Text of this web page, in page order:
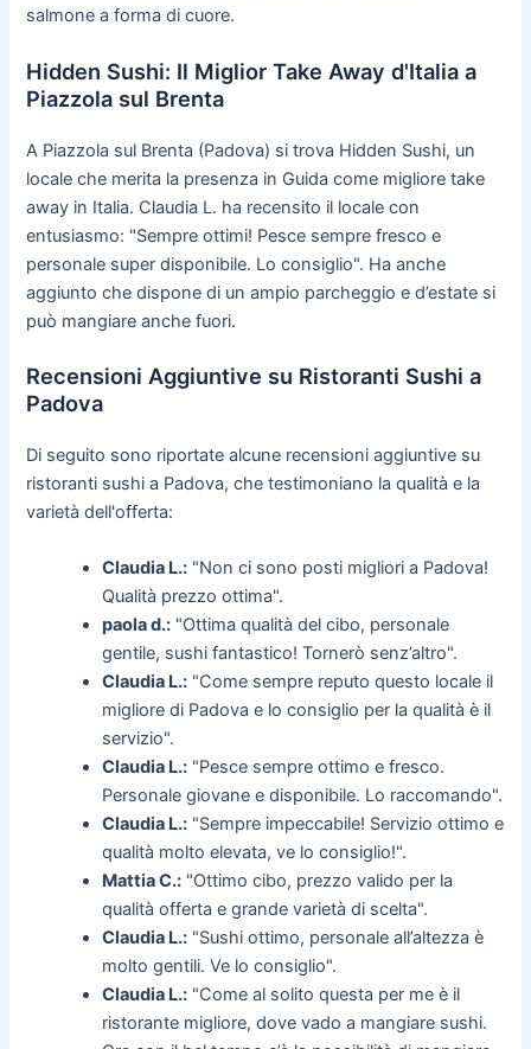
salmone a forma di cuore.
Hidden Sushi: Il Miglior Take Away d'Italia a
Piazzola sul Brenta
A Piazzola sul Brenta (Padova) si trova Hidden Sushi, un
locale che merita la presenza in Guida come migliore take
away in Italia. Claudia L. ha recensito il locale con
entusiasmo: "Sempre ottimi! Pesce sempre fresco e
personale super disponibile. Lo consiglio". Ha anche
aggiunto che dispone di un ampio parcheggio e d’estate si
può mangiare anche fuori.
Recensioni Aggiuntive su Ristoranti Sushi a
Padova
Di seguito sono riportate alcune recensioni aggiuntive su
ristoranti sushi a Padova, che testimoniano la qualità e la
varietà dell'offerta:
Claudia L.: "Non ci sono posti migliori a Padova!
Qualità prezzo ottima".
paola d.: "Ottima qualità del cibo, personale
gentile, sushi fantastico! Tornerò senz’altro".
Claudia L.: "Come sempre reputo questo locale il
migliore di Padova e lo consiglio per la qualità è il
servizio".
Claudia L.: "Pesce sempre ottimo e fresco.
Personale giovane e disponibile. Lo raccomando".
Claudia L.: "Sempre impeccabile! Servizio ottimo e
qualità molto elevata, ve lo consiglio!".
Mattia C.: "Ottimo cibo, prezzo valido per la
qualità offerta e grande varietà di scelta".
Claudia L.: "Sushi ottimo, personale all’altezza è
molto gentili. Ve lo consiglio".
Claudia L.: "Come al solito questa per me è il
ristorante migliore, dove vado a mangiare sushi.